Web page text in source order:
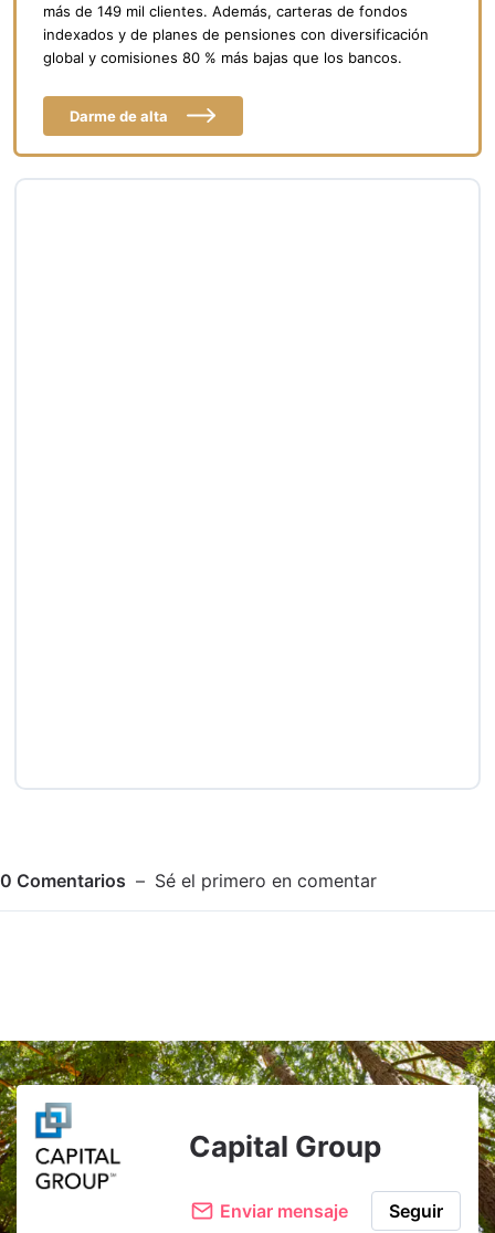
más de 149 mil clientes. Además, carteras de fondos
indexados y de planes de pensiones con diversificación
global y comisiones 80 % más bajas que los bancos.
Darme de alta
0 Comentarios Sé el primero en comentar
Adjuntar imagen Comentar
Capital Group
Enviar mensaje Seguir